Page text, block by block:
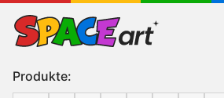
Produkte: